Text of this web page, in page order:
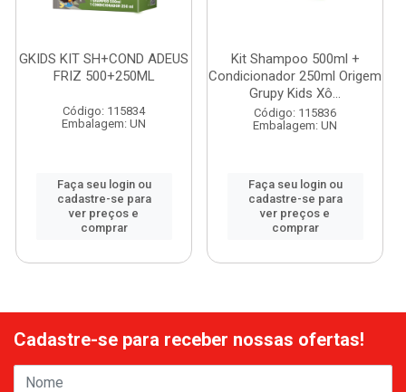
GKIDS KIT SH+COND ADEUS
FRIZ 500+250ML
Código: 115834
Embalagem: UN
Faça seu login ou
cadastre-se para
ver preços e
comprar
Kit Shampoo 500ml +
Condicionador 250ml Origem
Grupy Kids Xô...
Código: 115836
Embalagem: UN
Faça seu login ou
cadastre-se para
ver preços e
comprar
Cadastre-se para receber nossas ofertas!